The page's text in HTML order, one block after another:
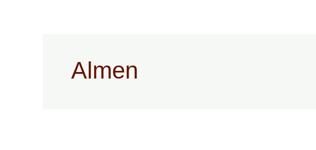
Almen